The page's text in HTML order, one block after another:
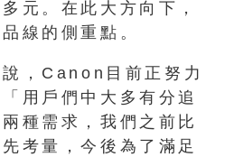
元。在此大方向下，
線的側重點。
，Canon目前正努力
用戶們中大多有分追
種需求，我們之前比
考量，今後為了滿足